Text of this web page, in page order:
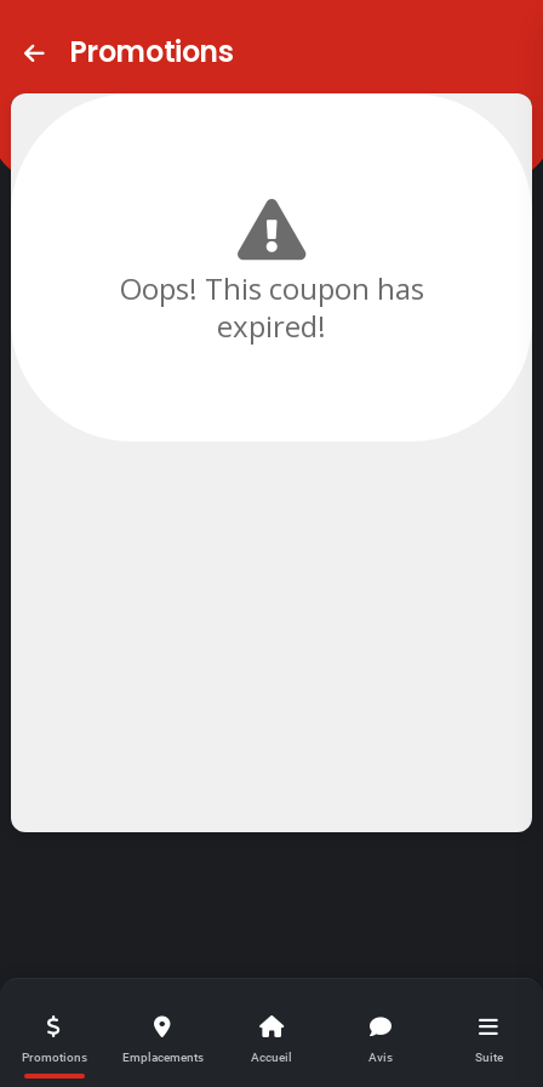
Promotions Emplacements Accueil Avis Suite
Promotions